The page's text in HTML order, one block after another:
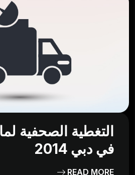
التغطية الصحفية
في دبي 2014
READ MORE